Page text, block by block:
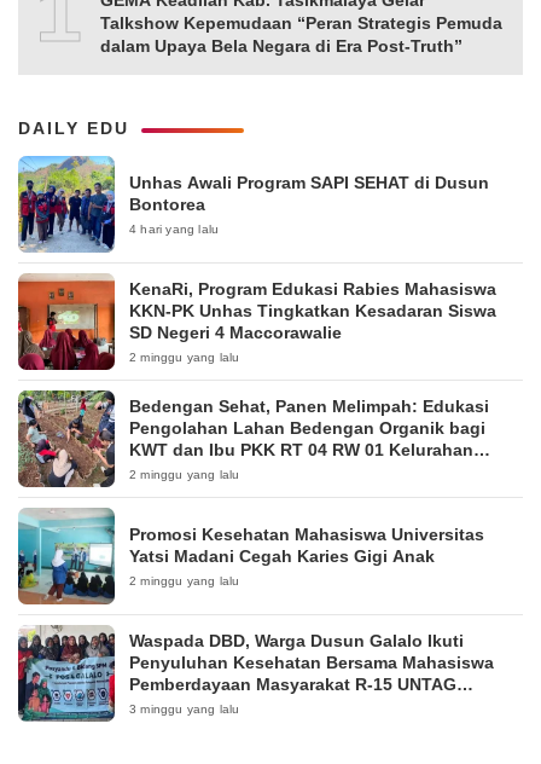
Talkshow Kepemudaan “Peran Strategis Pemuda
dalam Upaya Bela Negara di Era Post-Truth”
DAILY EDU
Unhas Awali Program SAPI SEHAT di Dusun
Bontorea
4 hari yang lalu
KenaRi, Program Edukasi Rabies Mahasiswa
KKN-PK Unhas Tingkatkan Kesadaran Siswa
SD Negeri 4 Maccorawalie
2 minggu yang lalu
Bedengan Sehat, Panen Melimpah: Edukasi
Pengolahan Lahan Bedengan Organik bagi
KWT dan Ibu PKK RT 04 RW 01 Kelurahan
Pakintelan
2 minggu yang lalu
Promosi Kesehatan Mahasiswa Universitas
Yatsi Madani Cegah Karies Gigi Anak
2 minggu yang lalu
Waspada DBD, Warga Dusun Galalo Ikuti
Penyuluhan Kesehatan Bersama Mahasiswa
Pemberdayaan Masyarakat R-15 UNTAG
Surabaya 2026
3 minggu yang lalu